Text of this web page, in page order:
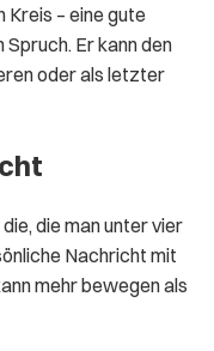
Kreis – eine gute
Er kann den
oder als letzter
die man unter vier
Nachricht mit
mehr bewegen als